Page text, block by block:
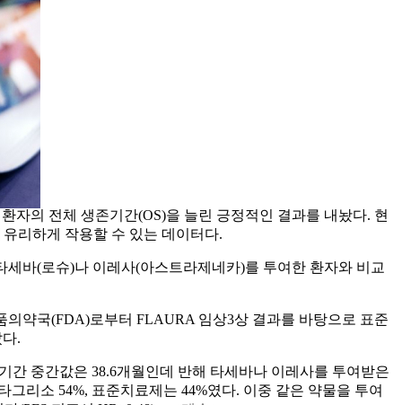
자의 전체 생존기간(OS)을 늘린 긍정적인 결과를 내놨다. 현
리하게 작용할 수 있는 데이터다.
바(로슈)나 이레사(아스트라제네카)를 투여한 환자와 비교
약국(FDA)로부터 FLAURA 임상3상 결과를 바탕으로 표준
.
간 중간값은 38.6개월인데 반해 타세바나 이레사를 투여받은
그리소 54%, 표준치료제는 44%였다. 이중 같은 약물을 투여